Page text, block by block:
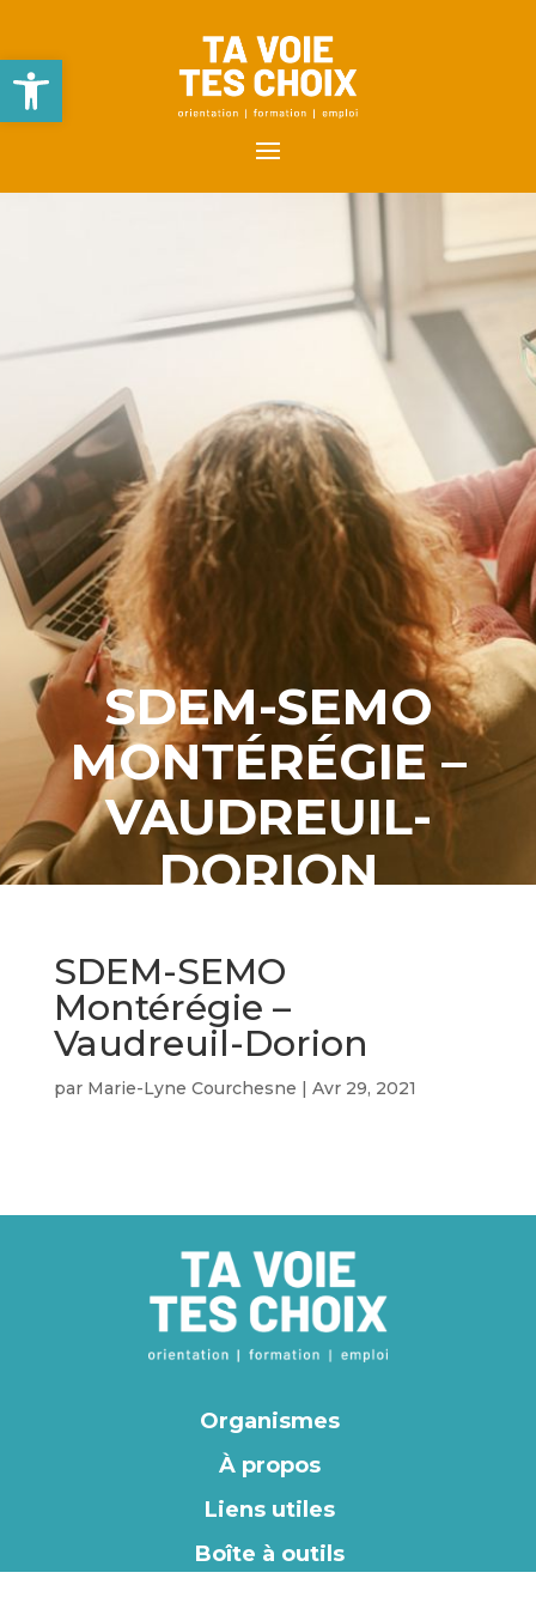
Ouvrir la barre d’outils
SDEM-SEMO
MONTÉRÉGIE –
VAUDREUIL-
DORION
SDEM-SEMO
Montérégie –
Vaudreuil-Dorion
par Marie-Lyne Courchesne | Avr 29, 2021
Organismes
À propos
Liens utiles
Boîte à outils